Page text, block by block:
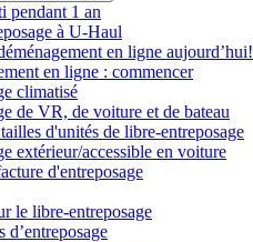
pendant 1 an
à U-Haul
en ligne aujourd’hui!
en ligne : commencer
climatisé
de VR, de voiture et de bateau
d'unités de libre-entreposage
extérieur/accessible en voiture
d'entreposage
le libre-entreposage
d’entreposage